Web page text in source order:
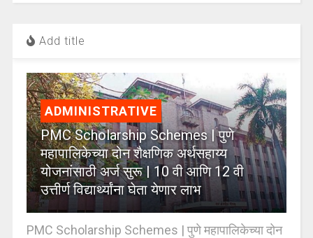
Add title
ADMINISTRATIVE
PMC Scholarship Schemes | पुणे
महापालिकेच्या दोन शैक्षणिक अर्थसहाय्य
योजनांसाठी अर्ज सुरू | 10 वी आणि 12 वी
उत्तीर्ण विद्यार्थ्यांना घेता येणार लाभ
PMC Scholarship Schemes | पुणे महापालिकेच्या दोन